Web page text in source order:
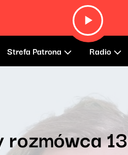
Strefa Patrona Radio
rozmówca 13